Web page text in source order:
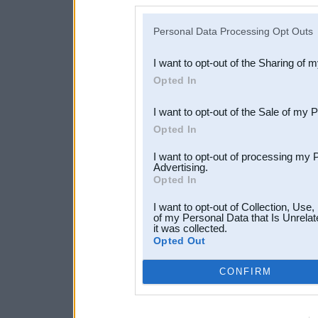
Downstream Participants
third parties.
Personal Data Processing Opt Outs
I want to opt-out of the Sharing of
Opted In
I want to opt-out of the Sale of my
Opted In
I want to opt-out of processing my
Advertising.
Opted In
I want to opt-out of Collection,
of my Personal Data that Is
it was collected.
Opted Out
CONFIRM